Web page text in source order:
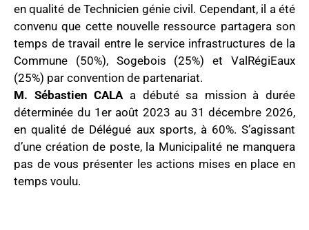
en qualité de Technicien génie civil. Cependant, il a été
convenu que cette nouvelle ressource partagera son
temps de travail entre le service infrastructures de la
Commune (50%), Sogebois (25%) et ValRégiEaux
(25%) par convention de partenariat.
M. Sébastien CALA a débuté sa mission à durée
déterminée du 1er août 2023 au 31 décembre 2026,
en qualité de Délégué aux sports, à 60%. S’agissant
d’une création de poste, la Municipalité ne manquera
pas de vous présenter les actions mises en place en
temps voulu.